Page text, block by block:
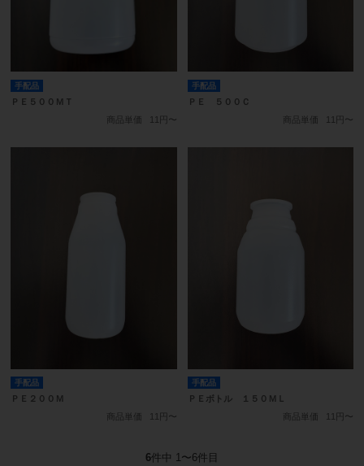
手配品
ＰＥ５００ＭＴ
商品単価
11円〜
手配品
ＰＥ ５００Ｃ
商品単価
11円〜
手配品
ＰＥ２００Ｍ
商品単価
11円〜
手配品
ＰＥボトル １５０ＭＬ
商品単価
11円〜
6件中 1〜6件目